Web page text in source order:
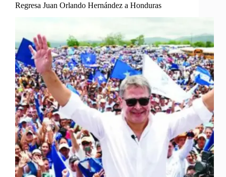
Regresa Juan Orlando Hernández a Honduras